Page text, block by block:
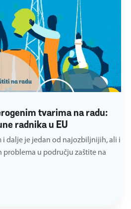
tvarima na radu:
radnika u EU
i dalje je jedan od najozbiljnijih, ali i
problema u području zaštite na